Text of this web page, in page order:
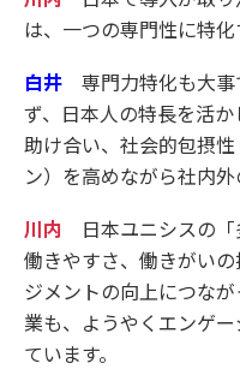
は、一つの専門性に特化
白井 専門力特化も大事
ず、日本人の特長を活
助け合い、社会的包摂
ン）を高めながら社内外
川内 日本ユニシスの「
働きやすさ、働きがい
ジメントの向上につな
業も、ようやくエンゲ
ています。